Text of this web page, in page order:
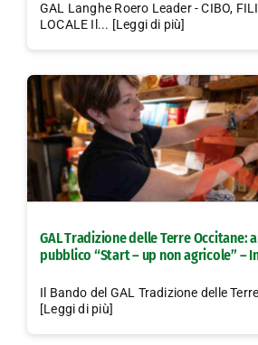
GAL Langhe Roero Leader - CIBO,
LOCALE Il... [Leggi di più]
GAL Tradizione delle Terre Occitane:
pubblico “Start – up non agricole” –
Il Bando del GAL Tradizione delle
[Leggi di più]